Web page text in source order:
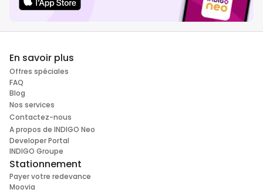
En savoir plus
Offres spéciales
FAQ
Blog
Nos services
Contactez-nous
A propos de INDIGO Neo
Developer Portal
INDIGO Groupe
Stationnement
Payer votre redevance
Moovia